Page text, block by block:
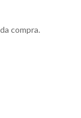
compra.